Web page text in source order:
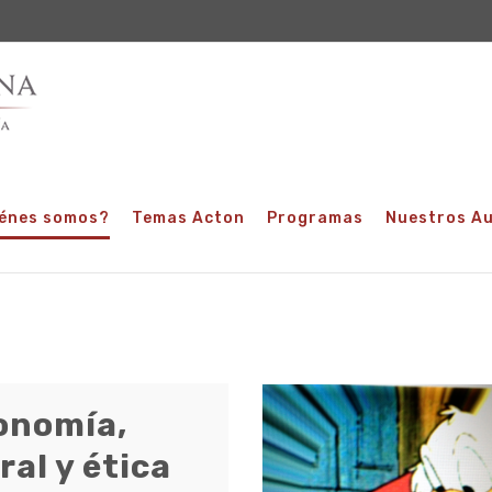
somos? Temas Acton Programas Nuestros
y ética